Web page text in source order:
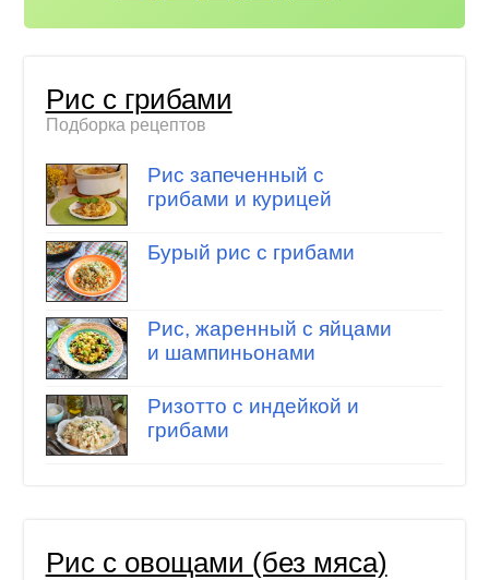
Рис с грибами
Подборка рецептов
Рис запеченный с
грибами и курицей
Бурый рис с грибами
Рис, жаренный с яйцами
и шампиньонами
Ризотто с индейкой и
грибами
Рис с овощами (без мяса)